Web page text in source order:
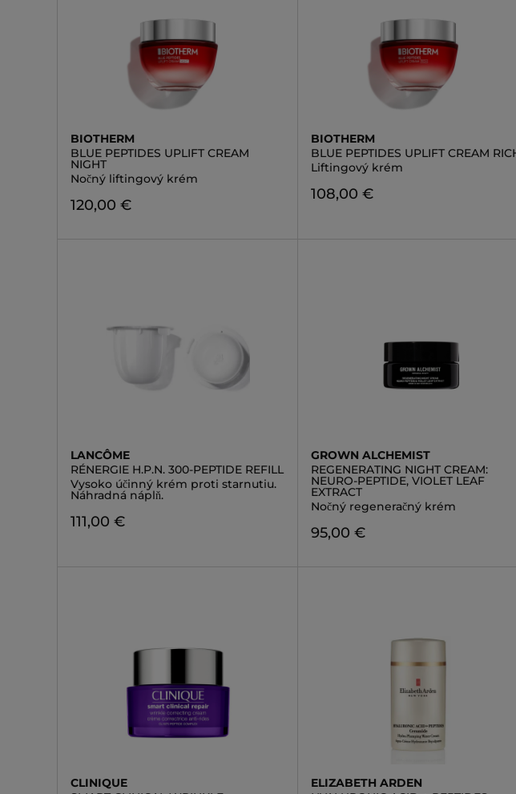
BIOTHERM
BLUE PEPTIDES UPLIFT CREAM
NIGHT
Nočný liftingový krém
120,00 €
BIOTHERM
BLUE PEPTIDES UPLIFT CREAM
Liftingový krém
108,00 €
LANCÔME
RÉNERGIE H.P.N. 300-PEPTIDE REFILL
Vysoko účinný krém proti starnutiu.
Náhradná náplň.
111,00 €
GROWN ALCHEMIST
REGENERATING NIGHT CREAM:
NEURO-PEPTIDE, VIOLET LEAF
EXTRACT
Nočný regeneračný krém
95,00 €
CLINIQUE
ELIZABETH ARDEN